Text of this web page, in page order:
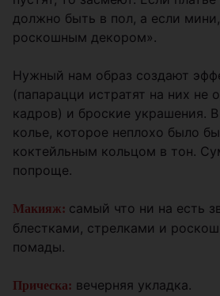
должно быть в пол, а если
роскошным декором».
Нужный нам образ создают
(папарацци истратят на них не
кадров) и броские украшения.
колье, которое неплохо было
коктейльным кольцом в тон.
попроще.
Макияж: самый что ни на есть
блестками, стрелками и
помады.
Прическа: вечерняя укладка.